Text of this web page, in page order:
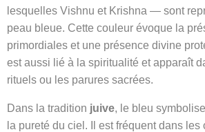
lesquelles Vishnu et Krishna — sont
peau bleue. Cette couleur évoque la
primordiales et une présence divine
est aussi lié à la spiritualité et apparaît
rituels ou les parures sacrées.
Dans la tradition juive, le bleu
la pureté du ciel. Il est fréquent dans